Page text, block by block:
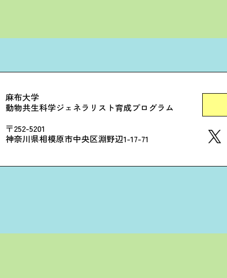
麻布大学
動物共生科学ジェネラリスト育成プログラム
〒252-5201
神奈川県相模原市中央区淵野辺1-17-71